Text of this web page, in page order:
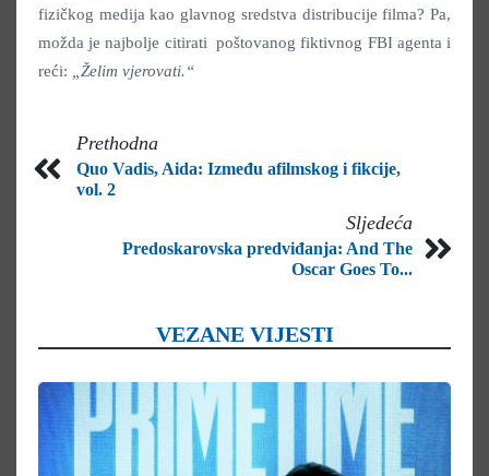
fizičkog medija kao glavnog sredstva distribucije filma? Pa,
možda je najbolje citirati poštovanog fiktivnog FBI agenta i
reći:
„Želim vjerovati.“
Prethodna
Quo Vadis, Aida: Između afilmskog i fikcije,
vol. 2
Sljedeća
Predoskarovska predviđanja: And The
Oscar Goes To...
VEZANE VIJESTI